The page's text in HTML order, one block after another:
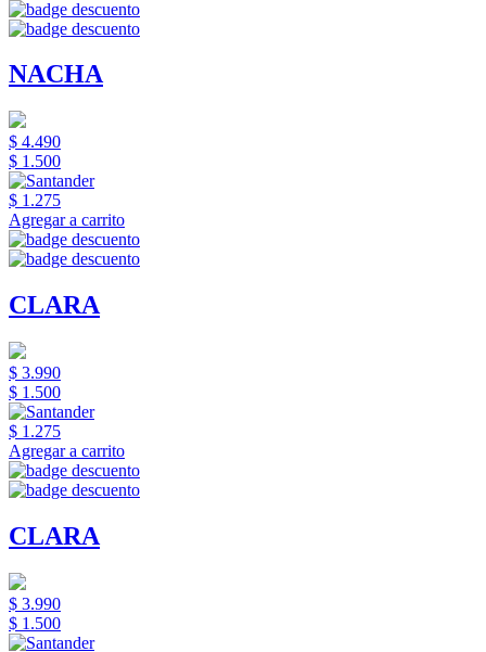
NACHA
$ 4.490
$ 1.500
$ 1.275
Agregar a carrito
CLARA
$ 3.990
$ 1.500
$ 1.275
Agregar a carrito
CLARA
$ 3.990
$ 1.500